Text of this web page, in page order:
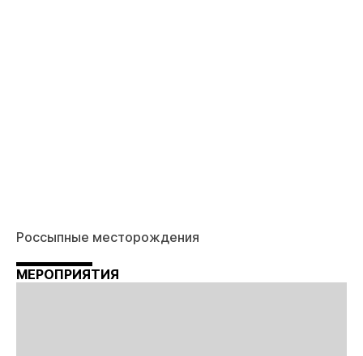
Россыпные месторождения
МЕРОПРИЯТИЯ